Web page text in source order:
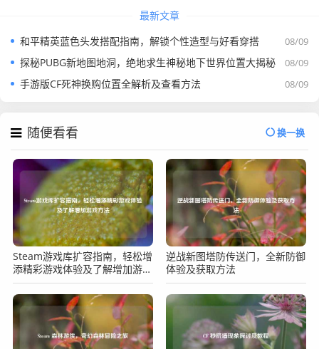
最新文章
08/09
和平精英蓝色头发搭配指南，解锁个性造型与好看穿搭
08/09
探秘PUBG新地图地洞，绝地求生神秘地下世界位置大揭秘
08/09
手游版CF死神换购位置全解析及查看方法
随便看看 换一换
Steam游戏库扩容指南，轻松增
添精彩游戏体验及了解增加游戏
方法
逆战新图塔防传送门，全新防御
体验及获取方法